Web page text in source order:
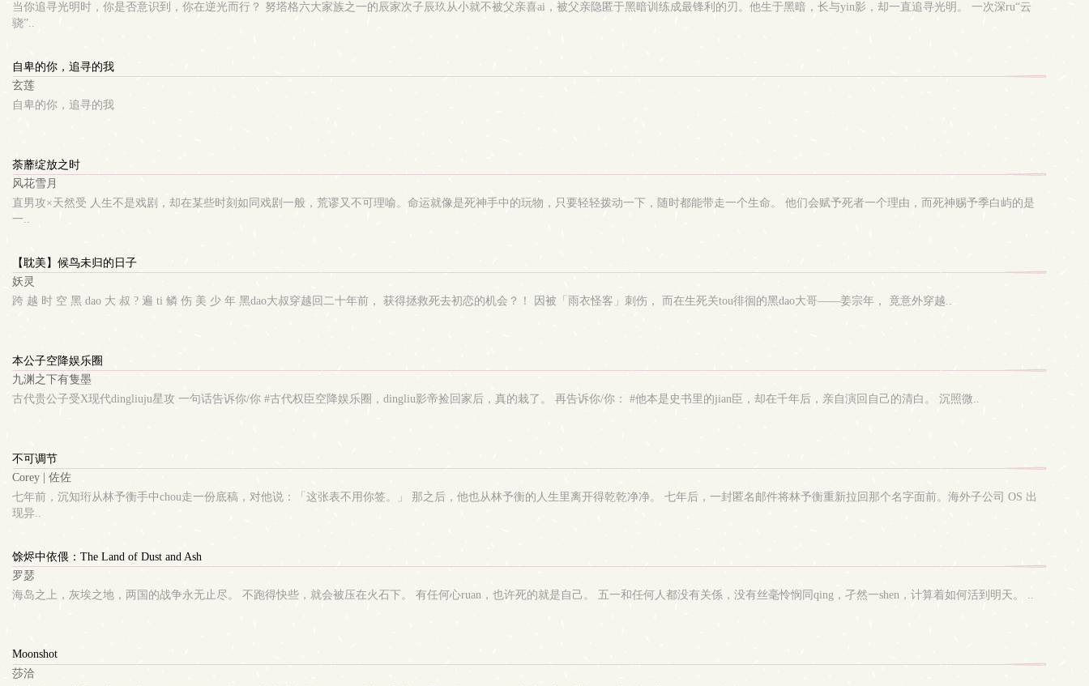
当你追寻光明时，你是否意识到，你在逆光而行？ 努塔格六大家族之一的辰家次子辰玖从小就不被父亲喜ai，被父亲隐匿于黑暗训练成最锋利的刃。他生于黑暗，长与yin影，却一直追寻光明。 一次深ru“云
骁”..
自卑的你，追寻的我
玄莲
自卑的你，追寻的我
荼蘼绽放之时
风花雪月
直男攻×天然受 人生不是戏剧，却在某些时刻如同戏剧一般，荒谬又不可理喻。命运就像是死神手中的玩物，只要轻轻拨动一下，随时都能带走一个生命。 他们会赋予死者一个理由，而死神赐予季白屿的是
一..
【耽美】候鸟未归的日子
妖灵
跨 越 时 空 黑 dao 大 叔 ? 遍 ti 鳞 伤 美 少 年 黑dao大叔穿越回二十年前， 获得拯救死去初恋的机会？！ 因被「雨衣怪客」刺伤， 而在生死关tou徘徊的黑dao大哥——姜宗年， 竟意外穿越..
本公子空降娱乐圈
九渊之下有隻墨
古代贵公子受X现代dingliuju星攻 一句话告诉你/你 #古代权臣空降娱乐圈，dingliu影帝捡回家后，真的栽了。 再告诉你/你： #他本是史书里的jian臣，却在千年后，亲自演回自己的清白。 沉照微..
不可调节
Corey | 佐佐
七年前，沉知珩从林予衡手中chou走一份底稿，对他说：「这张表不用你签。」 那之后，他也从林予衡的人生里离开得乾乾净净。 七年后，一封匿名邮件将林予衡重新拉回那个名字面前。海外子公司 OS 出
现异..
馀烬中依偎：The Land of Dust and Ash
罗瑟
海岛之上，灰埃之地，两国的战争永无止尽。 不跑得快些，就会被压在火石下。 有任何心ruan，也许死的就是自己。 五一和任何人都没有关係，没有丝毫怜悯同qing，孑然一shen，计算着如何活到明天。 ..
Moonshot
莎洽